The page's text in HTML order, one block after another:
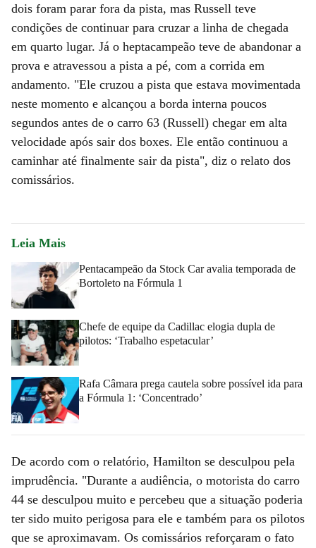
dois foram parar fora da pista, mas Russell teve
condições de continuar para cruzar a linha de chegada
em quarto lugar. Já o heptacampeão teve de abandonar a
prova e atravessou a pista a pé, com a corrida em
andamento. "Ele cruzou a pista que estava movimentada
neste momento e alcançou a borda interna poucos
segundos antes de o carro 63 (Russell) chegar em alta
velocidade após sair dos boxes. Ele então continuou a
caminhar até finalmente sair da pista", diz o relato dos
comissários.
Leia Mais
Pentacampeão da Stock Car avalia temporada de
Bortoleto na Fórmula 1
Chefe de equipe da Cadillac elogia dupla de
pilotos: ‘Trabalho espetacular’
Rafa Câmara prega cautela sobre possível ida para
a Fórmula 1: ‘Concentrado’
De acordo com o relatório, Hamilton se desculpou pela
imprudência. "Durante a audiência, o motorista do carro
44 se desculpou muito e percebeu que a situação poderia
ter sido muito perigosa para ele e também para os pilotos
que se aproximavam. Os comissários reforçaram o fato